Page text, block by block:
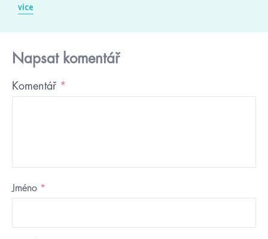
více
Napsat komentář
Komentář *
Jméno *